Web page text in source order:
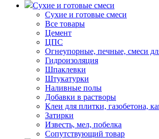
Сухие и готовые смеси
Сухие и готовые смеси
Все товары
Цемент
ЦПС
Огнеупорные, печные, смеси
Гидроизоляция
Шпаклевки
Штукатурки
Наливные полы
Добавки в растворы
Клеи для плитки, газобетона,
Затирки
Известь, мел, побелка
Сопутствующий товар